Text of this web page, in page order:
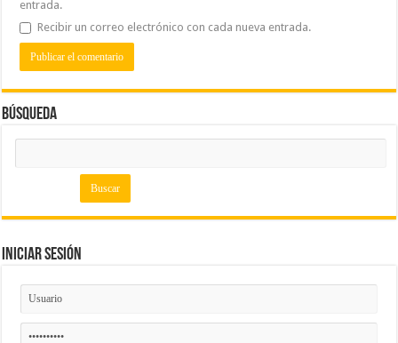
entrada.
Recibir un correo electrónico con cada nueva entrada.
Búsqueda
Iniciar Sesión